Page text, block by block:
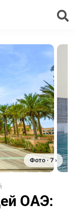
Фото · 7 ›
ОАЭ: